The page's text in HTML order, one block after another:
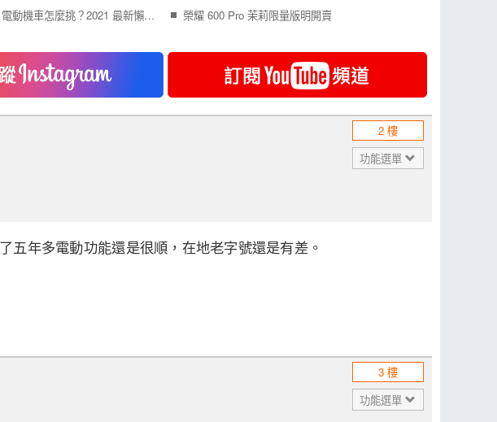
第一次買 Gogoro 電動機車怎麼挑？2021 最新懶人包告訴你！
榮耀 600 Pro 茉莉限量版明開賣
2 樓
功能選單
五年多電動功能還是很順，在地老字號還是有差。
3 樓
功能選單